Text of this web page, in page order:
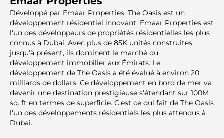
Développé par Emaar Properties, The Oasis est un
développement résidentiel innovant. Emaar Properties est
l'un des développeurs de propriétés résidentielles les plus
connus à Dubai. Avec plus de 85K unités construites
jusqu'à présent, ils dominent le marché du
développement immobilier aux Émirats. Le
développement de The Oasis a été évalué à environ 20
milliards de dollars. Ce développement en bord de mer va
devenir une destination prestigieuse s'étendant sur 100M
sq. ft en termes de superficie. C'est ce qui fait de The Oasis
l'un des développements résidentiels les plus attendus à
Dubai.